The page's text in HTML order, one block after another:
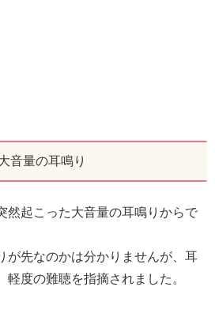
音量の耳鳴り
然起こった大音量の耳鳴りからで
が先なのかは分かりませんが、耳
度の難聴を指摘されました。